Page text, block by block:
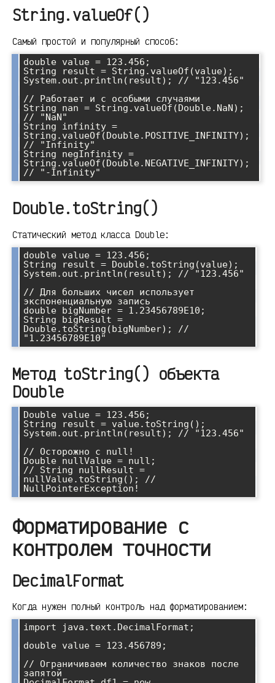
String.valueOf()
Самый простой и популярный способ:
double value = 123.456;
String result = String.valueOf(value);
System.out.println(result); // "123.456"
// Работает и с особыми случаями
String nan = String.valueOf(Double.NaN);
// "NaN"
String infinity =
String.valueOf(Double.POSITIVE_INFINITY);
// "Infinity"
String negInfinity =
String.valueOf(Double.NEGATIVE_INFINITY);
Double.toString()
Статический метод класса Double:
double value = 123.456;
String result = Double.toString(value);
System.out.println(result); // "123.456"
// Для больших чисел использует
экспоненциальную запись
double bigNumber = 1.23456789E10;
String bigResult =
Double.toString(bigNumber); //
Метод toString() объекта
Double
Double value = 123.456;
String result = value.toString();
System.out.println(result); // "123.456"
// Осторожно с null!
Double nullValue = null;
// String nullResult =
nullValue.toString(); //
Форматирование с
контролем точности
DecimalFormat
Когда нужен полный контроль над форматированием:
import java.text.DecimalFormat;
double value = 123.456789;
// Ограничиваем количество знаков после
запятой